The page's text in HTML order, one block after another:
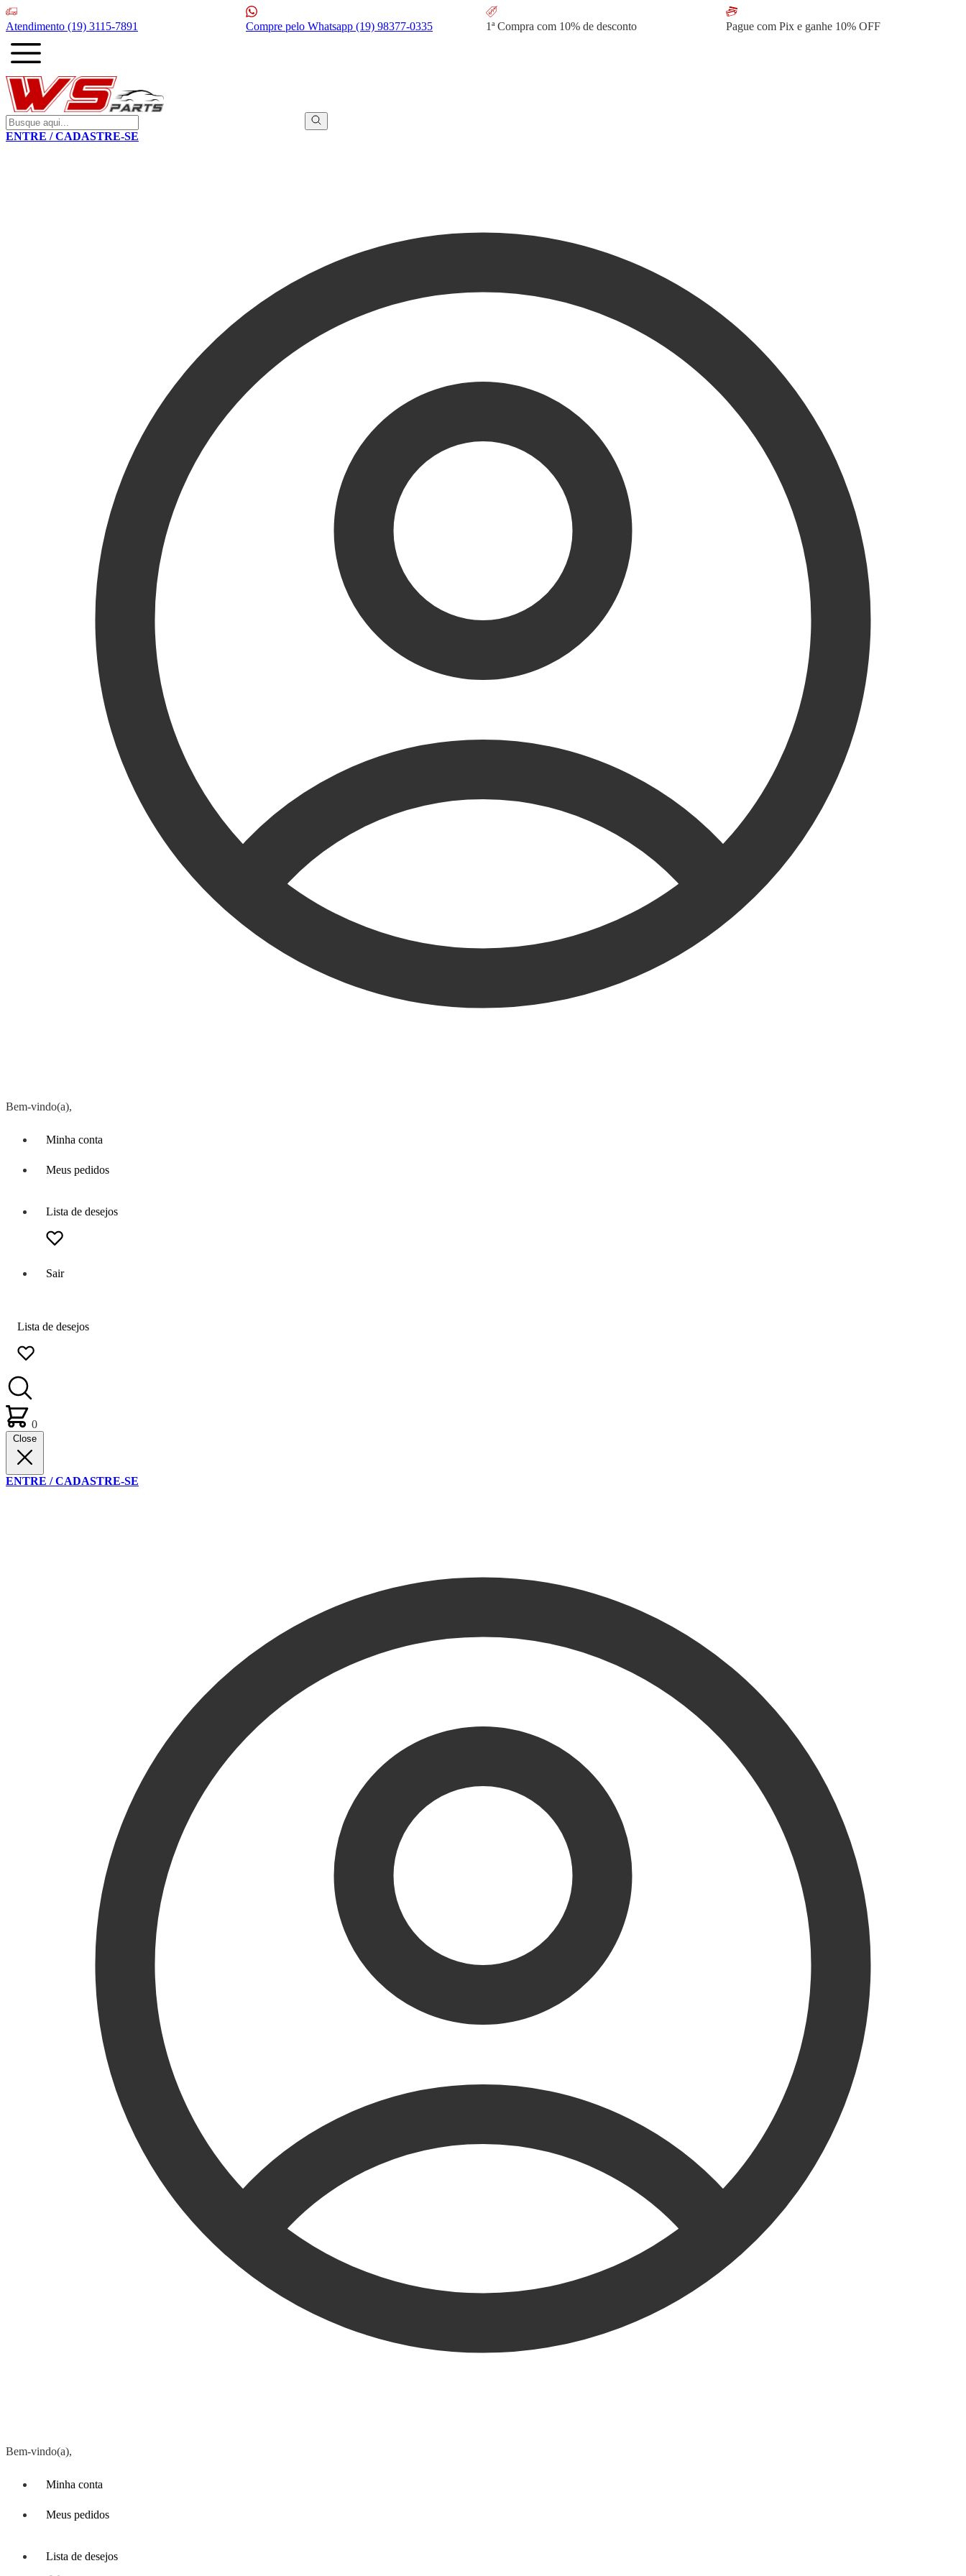
Atendimento (19) 3115-7891 Compre pelo Whatsapp (19) 98377-0335 1ª Compra com 10% de desconto Pague com Pix e ganhe 10% OFF
ENTRE / CADASTRE-SE
Bem-vindo(a),
Minha conta
Meus pedidos
Lista de desejos
Sair
Lista de desejos
0
Close
ENTRE / CADASTRE-SE
Bem-vindo(a),
Minha conta
Meus pedidos
Lista de desejos